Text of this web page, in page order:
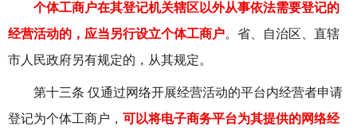
个体工商户在其登记机关辖区以外从事依法需要登记的
经营活动的，应当另行设立个体工商户。省、自治区、直辖
市人民政府另有规定的，从其规定。
第十三条 仅通过网络开展经营活动的平台内经营者申请
登记为个体工商户， 可以将电子商务平台为其提供的网络经